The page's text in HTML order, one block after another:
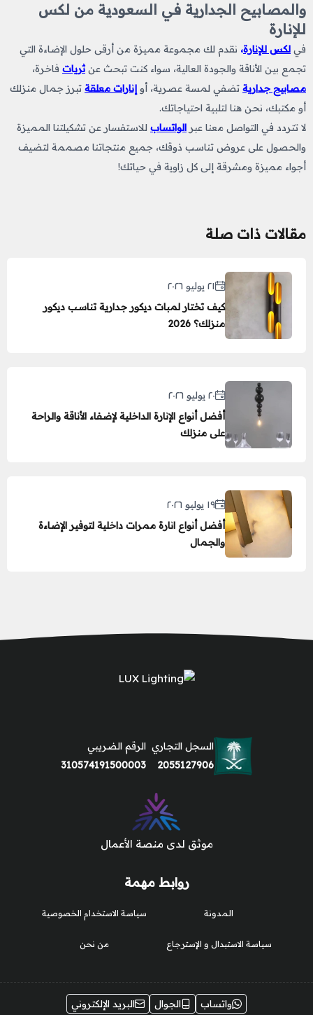
والمصابيح الجدارية في السعودية من لكس
للإنارة
في لكس للإنارة، نقدم لك مجموعة مميزة من أرقى حلول الإضاءة التي
تجمع بين الأناقة والجودة العالية، سواء كنت تبحث عنثريات فاخرة،
مصابيح جدارية تضفي لمسة عصرية، أو إنارات معلقة تبرز جمال منزلك
أو مكتبك، نحن هنا لتلبية احتياجاتك.
لا تتردد في التواصل معنا عبر الواتساب للاستفسار عن تشكيلتنا المميزة
والحصول على عروض تناسب ذوقك، جميع منتجاتنا مصممة لتضيف
أجواء مميزة ومشرقة إلى كل زاوية في حياتك!
مقالات ذات صلة
٢١ يوليو ٢٠٢٦
كيف تختار لمبات ديكور جدارية تناسب ديكور
منزلك؟ 2026
٢٠ يوليو ٢٠٢٦
أفضل أنواع الإنارة الداخلية لإضفاء الأناقة والراحة
على منزلك
١٩ يوليو ٢٠٢٦
أفضل أنواع انارة ممرات داخلية لتوفير الإضاءة
والجمال
روابط مهمة
المدونة
سياسة الاستبدال و الإسترجاع
سياسة الاستخدام الخصوصية
من نحن
السجل التجاري
2055127906
الرقم الضريبي
310574191500003
موثق لدى منصة الأعمال
واتساب الجوال البريد الإلكتروني